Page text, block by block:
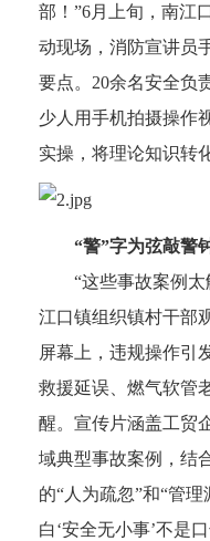
部！”6月上旬，南江
动现场，消防宣讲员
要点。20余名安全负
少人用手机拍摄操作
实操，将理论知识转
“警”字为弦敲警
“这些事故案例太
江口镇组织镇村干部
屏幕上，违规操作引
救援延误、燃气软管
醒。宣传片涵盖工贸
域典型事故案例，结
的“人为疏忽”和“管
白‘安全无小事’不是